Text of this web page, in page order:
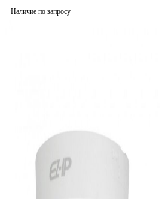
Наличие по запросу